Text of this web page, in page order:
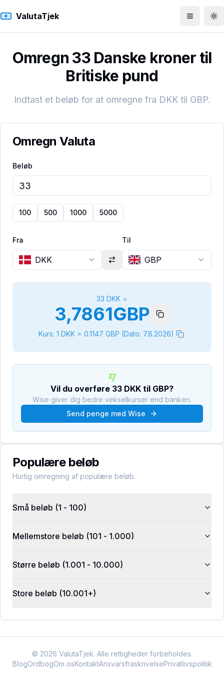
ValutaTjek Åbn menu
Omregn 33 Danske kroner til
Britiske pund
Indtast et beløb for at omregne fra DKKtil GBP.
Omregn Valuta
Beløb
100 500 1000 5000
Fra
DKK
Til
GBP
33 DKK =
3,7861GBP
Kurs: 1 DKK= 0.1147 GBP (Dato: 7.8.2026)
Vil du overføre 33 DKK til GBP?
Wise giver dig bedre vekselkurser end banken.
Send penge med Wise
Populære beløb
Hurtig omregning af populære beløb.
Små beløb (1 - 100)
Mellemstore beløb (101 - 1.000)
Større beløb (1.001 - 10.000)
Store beløb (10.001+)
© 2026 ValutaTjek. Alle rettigheder forbeholdes.
BlogOrdbogOm osKontaktAnsvarsfraskrivelsePrivatlivspolitik